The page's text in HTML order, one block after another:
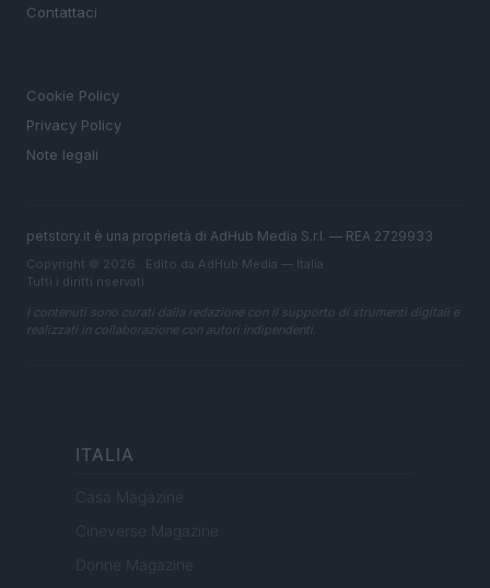
Contattaci
Cookie Policy
Privacy Policy
Note legali
petstory.it è una proprietà di AdHub Media S.r.l. — REA 2729933
Copyright © 2026 · Edito da AdHub Media — Italia
Tutti i diritti riservati
I contenuti sono curati dalla redazione con il supporto di strumenti digitali e
realizzati in collaborazione con autori indipendenti.
ITALIA
Casa Magazine
Cineverse Magazine
Donne Magazine